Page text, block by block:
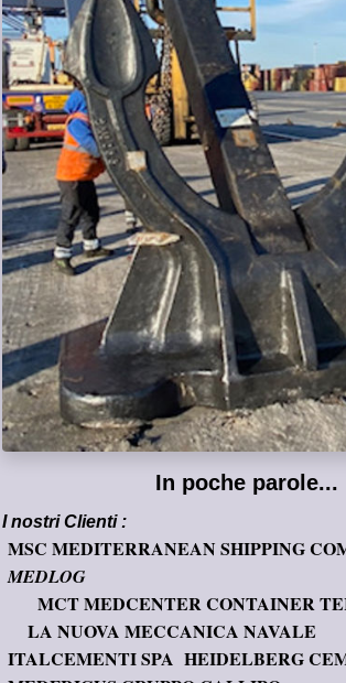
In poche parole...
I nostri Clienti :
MSC MEDITERRANEAN SHIPPING
MCT MEDCENTER
LA NUOVA MECCANICA NAVALE
ITALCEMENTI SPA HEIDELBERG